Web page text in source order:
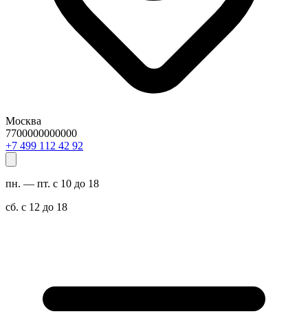
Москва
7700000000000
29 24 211 994 7+
пн. — пт. с 10 до 18
сб. с 12 до 18